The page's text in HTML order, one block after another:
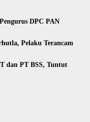
DPC PAN
Pelaku Terancam
dan PT BSS, Tuntut